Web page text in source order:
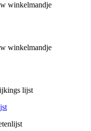
winkelmandje
winkelmandje
lijst